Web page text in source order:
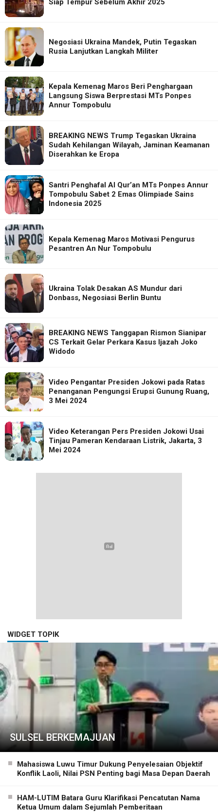
Siap Tempur Sebelum Akhir 2025
Negosiasi Ukraina Mandek, Putin Tegaskan
Rusia Lanjutkan Langkah Militer
Kepala Kemenag Maros Beri Penghargaan
Langsung Siswa Berprestasi MTs Ponpes
Annur Tompobulu
BREAKING NEWS Trump Tegaskan Ukraina
Sudah Kehilangan Wilayah, Jaminan Keamanan
Diserahkan ke Eropa
Santri Penghafal Al Qur’an MTs Ponpes Annur
Tompobulu Sabet 2 Emas Olimpiade Sains
Indonesia 2025
Kepala Kemenag Maros Motivasi Pengurus
Pesantren An Nur Tompobulu
Ukraina Tolak Desakan AS Mundur dari
Donbass, Negosiasi Berlin Buntu
BREAKING NEWS Tanggapan Rismon Sianipar
CS Terkait Gelar Perkara Kasus Ijazah Joko
Widodo
Video Pengantar Presiden Jokowi pada Ratas
Penanganan Pengungsi Erupsi Gunung Ruang,
3 Mei 2024
Video Keterangan Pers Presiden Jokowi Usai
Tinjau Pameran Kendaraan Listrik, Jakarta, 3
Mei 2024
WIDGET TOPIK
SULSEL BERKEMAJUAN
Mahasiswa Luwu Timur Dukung Penyelesaian Objektif
Konflik Laoli, Nilai PSN Penting bagi Masa Depan Daerah
HAM-LUTIM Batara Guru Klarifikasi Pencatutan Nama
Ketua Umum dalam Sejumlah Pemberitaan